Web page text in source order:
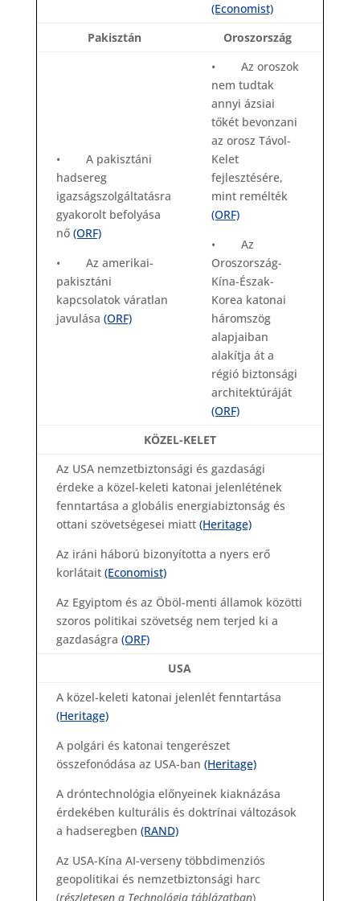
(Economist)
Pakisztán
Oroszország
• A pakisztáni
hadsereg
igazságszolgáltatásra
gyakorolt befolyása
nő (ORF)
• Az amerikai-
pakisztáni
kapcsolatok váratlan
javulása (ORF)
• Az oroszok
nem tudtak
annyi ázsiai
tőkét bevonzani
az orosz Távol-
Kelet
fejlesztésére,
mint remélték
(ORF)
• Az
Oroszország-
Kína-Észak-
Korea katonai
háromszög
alapjaiban
alakítja át a
régió biztonsági
architektúráját
(ORF)
KÖZEL-KELET
Az USA nemzetbiztonsági és gazdasági
érdeke a közel-keleti katonai jelenlétének
fenntartása a globális energiabiztonság és
ottani szövetségesei miatt (Heritage)
Az iráni háború bizonyította a nyers erő
korlátait (Economist)
Az Egyiptom és az Öböl-menti államok közötti
szoros politikai szövetség nem terjed ki a
gazdaságra (ORF)
USA
A közel-keleti katonai jelenlét fenntartása
(Heritage)
A polgári és katonai tengerészet
összefonódása az USA-ban (Heritage)
A dróntechnológia előnyeinek kiaknázása
érdekében kulturális és doktrínai változások
a hadseregben (RAND)
Az USA-Kína AI-verseny többdimenziós
geopolitikai és nemzetbiztonsági harc
(részletesen a Technológia táblázatban)